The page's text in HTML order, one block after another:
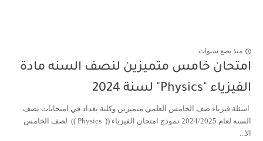
منذ بضع سنوات
امتحان خامس متميزين لنصف السنه مادة
الفيزياء "Physics" لسنة 2024
اسئلة فيزياء صف الخامس العلمي متميزين وكلية بغداد في امتحانات نصف
السنه لعام 2024/2025 نموذج امتحان الفيزياء (( Physics )) لصف الخامس
الا...